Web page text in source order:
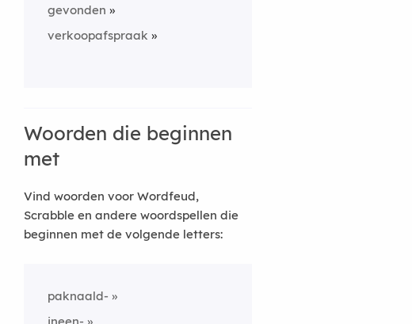
gevonden
verkoopafspraak
Woorden die beginnen
met
Vind woorden voor Wordfeud,
Scrabble en andere woordspellen die
beginnen met de volgende letters:
paknaald-